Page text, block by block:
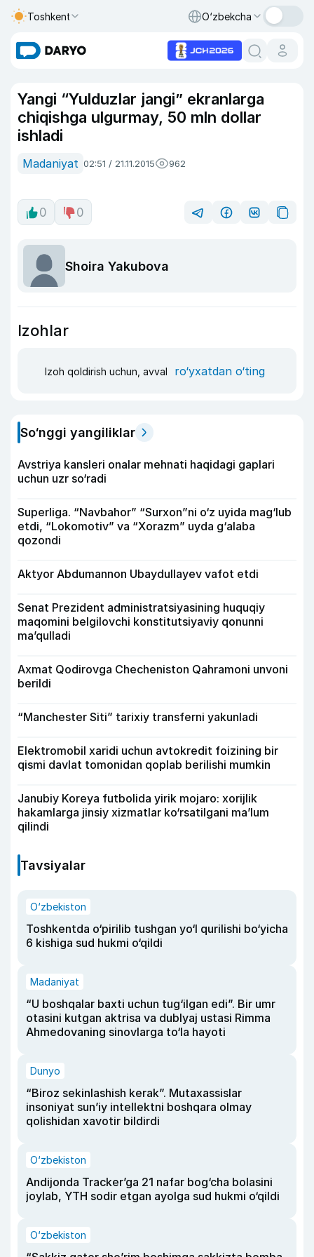
Toshkent O‘zbekcha
Yangi “Yulduzlar jangi” ekranlarga
chiqishga ulgurmay, 50 mln dollar
ishladi
Madaniyat 02:51 / 21.11.2015 962
0 0
Shoira Yakubova
Izohlar
Izoh qoldirish uchun, avval ro‘yxatdan o‘ting
So‘nggi yangiliklar
Avstriya kansleri onalar mehnati haqidagi gaplari
uchun uzr so‘radi
Superliga. “Navbahor” “Surxon”ni o‘z uyida mag‘lub
etdi, “Lokomotiv” va “Xorazm” uyda g‘alaba
qozondi
Aktyor Abdu­mannon Ubaydullayev vafot etdi
Senat Prezident administratsiyasining huquqiy
maqomini belgilovchi konstitutsiyaviy qonunni
ma’qulladi
Axmat Qodirovga Checheniston Qahramoni unvoni
berildi
“Manchester Siti” tarixiy transferni yakunladi
Elektromobil xaridi uchun avtokredit foizining bir
qismi davlat tomonidan qoplab berilishi mumkin
Janubiy Koreya futbolida yirik mojaro: xorijlik
hakamlarga jinsiy xizmatlar ko‘rsatilgani ma’lum
qilindi
Tavsiyalar
O‘zbekiston
Toshkentda o‘pirilib tushgan yo‘l qurilishi bo‘yicha
6 kishiga sud hukmi o‘qildi
Madaniyat
“U boshqalar baxti uchun tug‘ilgan edi”. Bir umr
otasini kutgan aktrisa va dublyaj ustasi Rimma
Ahmedovaning sinovlarga to‘la hayoti
Dunyo
“Biroz sekinlashish kerak”. Mutaxassislar
insoniyat sun’iy intellektni boshqara olmay
qolishidan xavotir bildirdi
O‘zbekiston
Andijonda Tracker’ga 21 nafar bog‘cha bolasini
joylab, YTH sodir etgan ayolga sud hukmi o‘qildi
O‘zbekiston